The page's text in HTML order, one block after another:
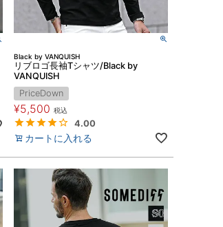
Black by VANQUISH
リブロゴ長袖Tシャツ/Black by
VANQUISH
PriceDown
¥5,500 税込
4.00
カートに入れる